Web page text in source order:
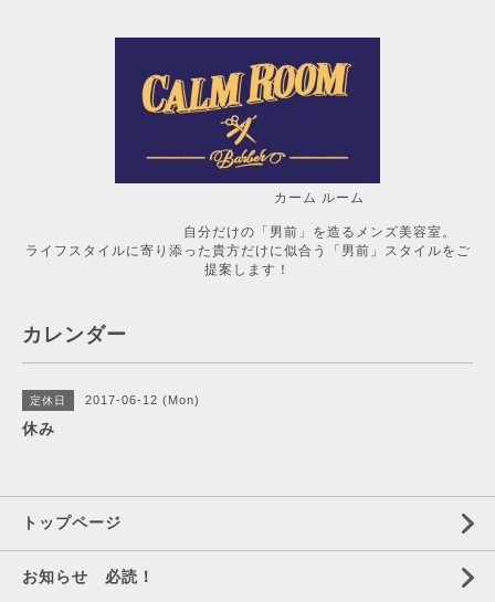
カーム ルーム
自分だけの「男前」を造るメンズ美容室。
ライフスタイルに寄り添った貴方だけに似合う「男前」スタイルをご
提案します！
カレンダー
定休日 2017-06-12 (Mon)
休み
トップページ
お知らせ 必読！